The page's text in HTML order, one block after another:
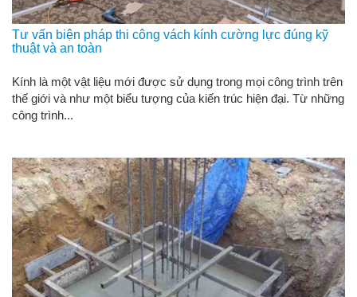
Tư vấn biện pháp thi công vách kính cường lực đúng kỹ
thuật và an toàn
Kính là một vật liệu mới được sử dụng trong mọi công trình trên
thế giới và như một biểu tượng của kiến trúc hiện đại. Từ những
công trình...